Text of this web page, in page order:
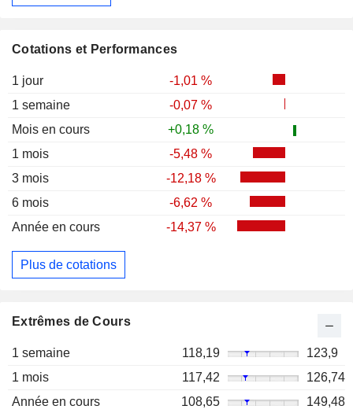
Cotations et Performances
1 jour
-1,01 %
1 semaine
-0,07 %
Mois en cours
+0,18 %
1 mois
-5,48 %
3 mois
-12,18 %
6 mois
-6,62 %
Année en cours
-14,37 %
Plus de cotations
Extrêmes de Cours
1 semaine 118,19
123,9
1 mois
117,42
126,74
Année en cours
108,65
149,48